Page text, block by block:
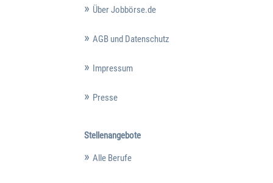
Über Jobbörse.de
AGB und Datenschutz
Impressum
Presse
Stellenangebote
Alle Berufe